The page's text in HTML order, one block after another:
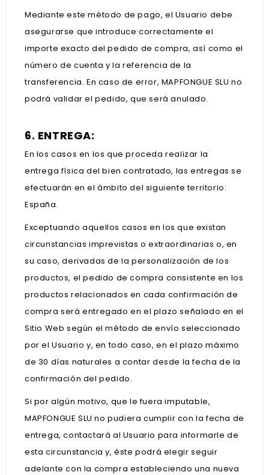
Mediante este método de pago, el Usuario debe
asegurarse que introduce correctamente el
importe exacto del pedido de compra, así como el
número de cuenta y la referencia de la
transferencia. En caso de error, MAPFONGUE SLU no
podrá validar el pedido, que será anulado.
6. ENTREGA:
En los casos en los que proceda realizar la
entrega física del bien contratado, las entregas se
efectuarán en el ámbito del siguiente territorio:
España.
Exceptuando aquellos casos en los que existan
circunstancias imprevistas o extraordinarias o, en
su caso, derivadas de la personalización de los
productos, el pedido de compra consistente en los
productos relacionados en cada confirmación de
compra será entregado en el plazo señalado en el
Sitio Web según el método de envío seleccionado
por el Usuario y, en todo caso, en el plazo máximo
de 30 días naturales a contar desde la fecha de la
confirmación del pedido.
Si por algún motivo, que le fuera imputable,
MAPFONGUE SLU no pudiera cumplir con la fecha de
entrega, contactará al Usuario para informarle de
esta circunstancia y, éste podrá elegir seguir
adelante con la compra estableciendo una nueva